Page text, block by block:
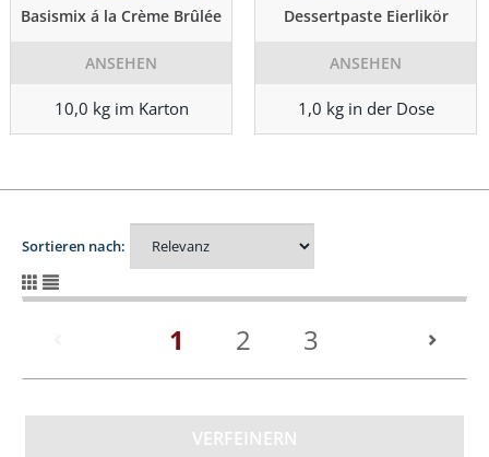
Basismix á la Crème Brûlée
ANSEHEN
10,0 kg im Karton
Dessertpaste Eierlikör
ANSEHEN
1,0 kg in der Dose
Sortieren nach:
1 (current)
2 3
VERFEINERN